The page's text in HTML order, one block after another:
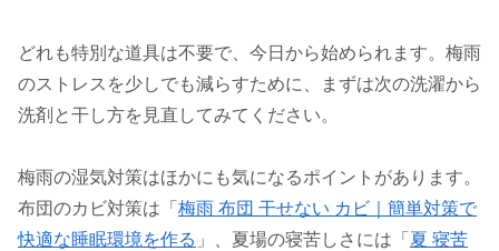
どれも特別な道具は不要で、今日から始められます。梅雨
のストレスを少しでも減らすために、まずは次の洗濯から
洗剤と干し方を見直してみてください。
梅雨の湿気対策はほかにも気になるポイントがあります。
布団のカビ対策は「 梅雨 布団 干せない カビ｜簡単対策で
快適な睡眠環境を作る 」、夏場の寝苦しさには「 夏 寝苦